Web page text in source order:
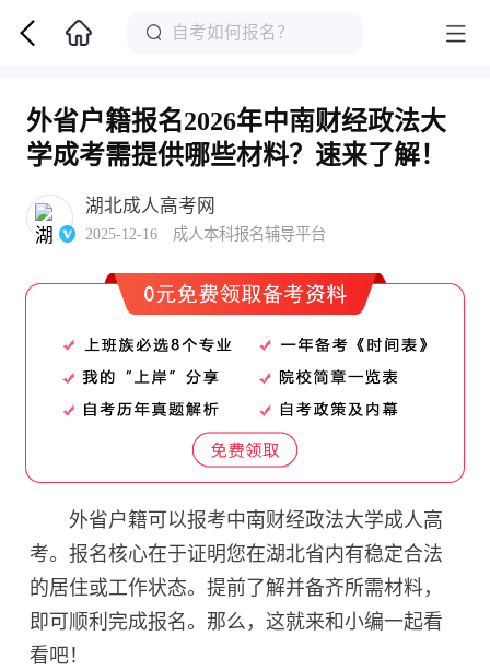
外省户籍报名2026年中南财经政法大
学成考需提供哪些材料？速来了解！
湖北成人高考网
2025-12-16 成人本科报名辅导平台
外省户籍可以报考中南财经政法大学成人高
考。报名核心在于证明您在湖北省内有稳定合法
的居住或工作状态。提前了解并备齐所需材料，
即可顺利完成报名。那么，这就来和小编一起看
看吧！